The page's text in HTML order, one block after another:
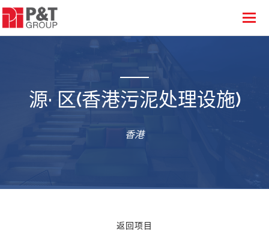
源· 区(香港污泥处理设施)
香港
返回项目